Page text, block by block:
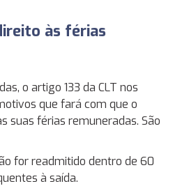
às férias
o artigo 133 da CLT nos
que fará com que o
suas férias remuneradas. São
for readmitido dentro de 60
à saída.